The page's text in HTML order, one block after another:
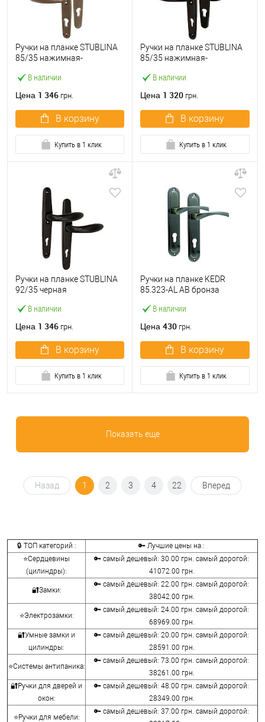
В наличии
Ручки на планке STUBLINA
85/35 нажимная-
Цена 1 346 грн.
В корзину
Купить в 1 клик
В наличии
Ручки на планке STUBLINA
85/35 нажимная-
Цена 1 320 грн.
В корзину
Купить в 1 клик
В наличии
Ручки на планке STUBLINA
92/35 черная
Цена 1 346 грн.
В корзину
Купить в 1 клик
В наличии
Ручки на планке KEDR
85.323-AL АВ бронза
Цена 430 грн.
В корзину
Купить в 1 клик
Показать еще
Назад 1 2 3 4 22 Вперед
🔒 ТОП категорий :
🔑 Лучшие цены на :
⭐Сердцевины
(цилиндры):
🔑 самый дешевый: 30.00 грн. самый дорогой:
41072.00 грн.
🔐Замки:
🔑 самый дешевый: 22.00 грн. самый дорогой:
38042.00 грн.
⭐Электрозамки:
🔑 самый дешевый: 24.00 грн. самый дорогой:
68969.00 грн.
🔐Умные замки и
цилиндры:
🔑 самый дешевый: 20.00 грн. самый дорогой:
28591.00 грн.
⭐Системы антипаника:
🔑 самый дешевый: 73.00 грн. самый дорогой:
38261.00 грн.
🔐Ручки для дверей и
окон:
🔑 самый дешевый: 48.00 грн. самый дорогой:
28349.00 грн.
⭐Ручки для мебели:
🔑 самый дешевый: 37.00 грн. самый дорогой: